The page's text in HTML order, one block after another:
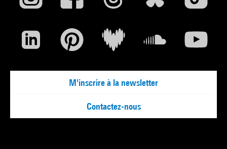
M'inscrire à la newsletter
Contactez-nous